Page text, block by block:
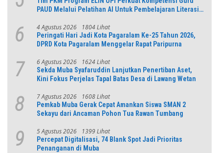
PAUD Melalui Pelatihan AI Untuk Pembelajaran Literasi
6 4 Agustus 2026 1804 Lihat
Peringati Hari Jadi Kota Pagaralam Ke-25 Tahun 2026,
DPRD Kota Pagaralam Menggelar Rapat Paripurna
7 6 Agustus 2026 1624 Lihat
Sekda Muba Syafaruddin Lanjutkan Penertiban Aset,
Kini Fokus Perjelas Tapal Batas Desa di Lawang Wetan
8 7 Agustus 2026 1608 Lihat
Pemkab Muba Gerak Cepat Amankan Siswa SMAN 2
Sekayu dari Ancaman Pohon Tua Rawan Tumbang
9 5 Agustus 2026 1399 Lihat
Percepat Digitalisasi, 74 Blank Spot Jadi Prioritas
Penanganan di Muba